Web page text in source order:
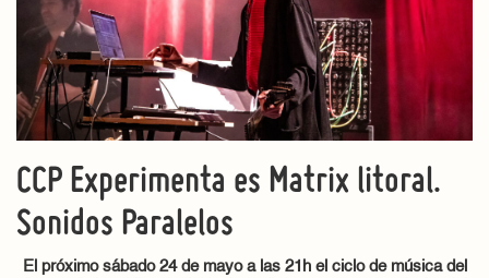
CCP Experimenta es Matrix litoral.
Sonidos Paralelos
El próximo sábado 24 de mayo a las 21h el ciclo de música del